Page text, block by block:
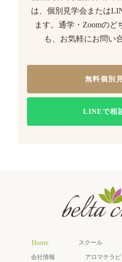
は、個別見学会または
ます。通学・Zoomのど
も、お気軽にお問い
無料個別
LINEで相
Home スクール
会社情報 アロマテラピ